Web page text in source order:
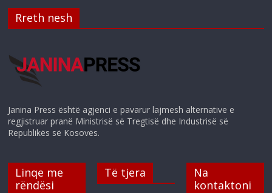
Rreth nesh
Janina Press është agjenci e pavarur lajmesh alternative e
regjistruar pranë Ministrisë së Tregtisë dhe Industrisë së
Republikës së Kosovës.
Linqe me
rëndësi
Të tjera
Na
kontaktoni